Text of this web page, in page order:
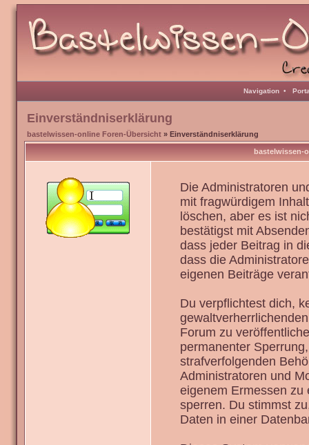
Navigation •
Einverständniserklärung
bastelwissen-online Foren-Übersicht » Einverständniserklärung
bastelwissen-
Die Administratoren
mit fragwürdigem
löschen, aber es ist
bestätigst mit
dass jeder Beitrag in
dass die
eigenen Beiträge
Du verpflichtest dich,
Forum zu
permanenter
strafverfolgenden
Administratoren und
eigenem Ermessen zu
sperren. Du stimmst
Daten in einer